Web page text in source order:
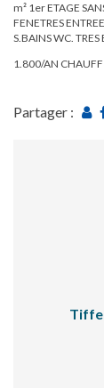
m² 1er ETAGE
FENETRES
S.BAINS WC.
1.800/AN
Partager :